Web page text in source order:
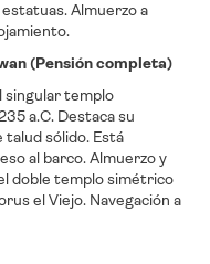
Almuerzo a
(Pensión completa)
singular templo
a.C. Destaca su
talud sólido. Está
al barco. Almuerzo y
doble templo simétrico
el Viejo. Navegación a